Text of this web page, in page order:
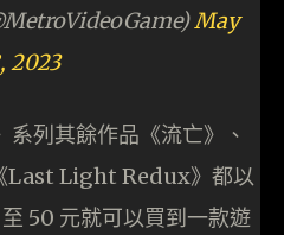
May
2023
列其餘作品《流亡》、
Last Light Redux》都以
50 元就可以買到一款遊